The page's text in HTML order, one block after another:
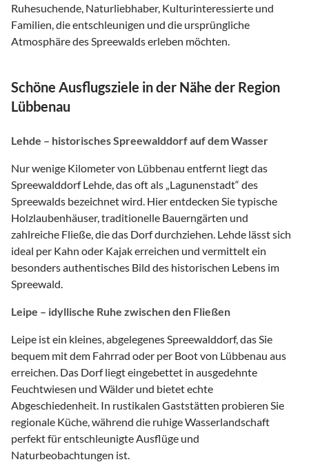
Ruhesuchende, Naturliebhaber, Kulturinteressierte und
Familien, die entschleunigen und die ursprüngliche
Atmosphäre des Spreewalds erleben möchten.
Schöne Ausflugsziele in der Nähe der Region
Lübbenau
Lehde – historisches Spreewalddorf auf dem Wasser
Nur wenige Kilometer von Lübbenau entfernt liegt das
Spreewalddorf Lehde, das oft als „Lagunenstadt“ des
Spreewalds bezeichnet wird. Hier entdecken Sie typische
Holzlaubenhäuser, traditionelle Bauerngärten und
zahlreiche Fließe, die das Dorf durchziehen. Lehde lässt sich
ideal per Kahn oder Kajak erreichen und vermittelt ein
besonders authentisches Bild des historischen Lebens im
Spreewald.
Leipe – idyllische Ruhe zwischen den Fließen
Leipe ist ein kleines, abgelegenes Spreewalddorf, das Sie
bequem mit dem Fahrrad oder per Boot von Lübbenau aus
erreichen. Das Dorf liegt eingebettet in ausgedehnte
Feuchtwiesen und Wälder und bietet echte
Abgeschiedenheit. In rustikalen Gaststätten probieren Sie
regionale Küche, während die ruhige Wasserlandschaft
perfekt für entschleunigte Ausflüge und
Naturbeobachtungen ist.